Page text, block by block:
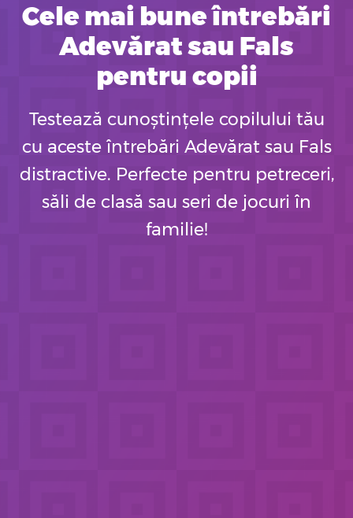
Cele mai bune întrebări
Adevărat sau Fals
pentru copii
Testează cunoștințele copilului tău
cu aceste întrebări Adevărat sau Fals
distractive. Perfecte pentru petreceri,
săli de clasă sau seri de jocuri în
familie!